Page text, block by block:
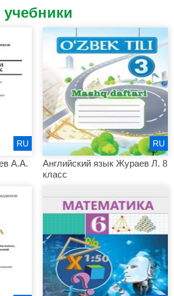
А.А.
RU
Английский язык Жураев Л. 8
класс
RU